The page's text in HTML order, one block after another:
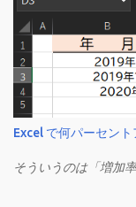
Excel で何パーセン
そういうのは「増加